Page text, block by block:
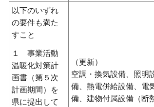
以下のいずれ
の要件も満た
すこと
１ 事業活動
温暖化対策計
画書（第５次
計画期間）を
県に提出して
（更新）
空調・換気設備、照明
備、熱電併給設備、電
備、建物付属設備（断